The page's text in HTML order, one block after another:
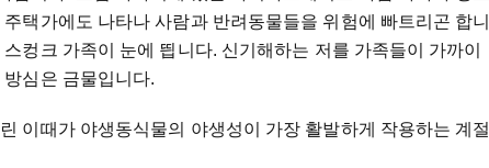
택가에도 나타나 사람과 반려동물들을 위험에 빠트리곤 합니
컹크 가족이 눈에 띕니다. 신기해하는 저를 가족들이 가까이
심은 금물입니다.
이때가 야생동식물의 야생성이 가장 활발하게 작용하는 계절